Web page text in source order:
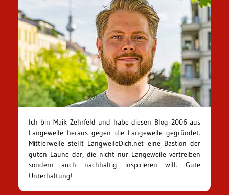
Ich bin Maik Zehrfeld und habe diesen Blog 2006 aus
Langeweile heraus gegen die Langeweile gegründet.
Mittlerweile stellt LangweileDich.net eine Bastion der
guten Laune dar, die nicht nur Langeweile vertreiben
sondern auch nachhaltig inspirieren will. Gute
Unterhaltung!